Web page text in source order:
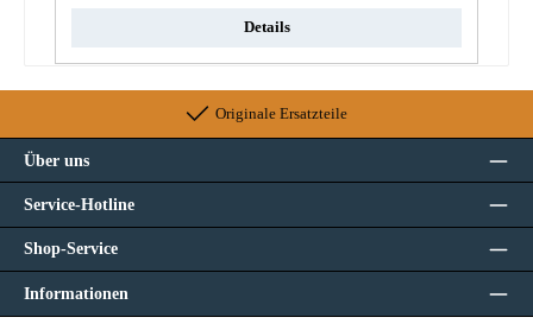
Details
Originale Ersatzteile
Über uns
Service-Hotline
Shop-Service
Informationen